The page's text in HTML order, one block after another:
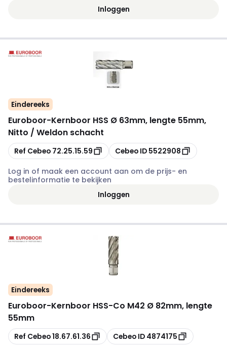
Inloggen
Eindereeks
Euroboor-Kernboor HSS Ø 63mm, lengte 55mm,
Nitto / Weldon schacht
Kopiëren
Ref Cebeo 72.25.15.59 Kopiëren
Cebeo ID 5522908
Log in of maak een account aan om de prijs- en
bestelinformatie te bekijken
Inloggen
Eindereeks
Euroboor-Kernboor HSS-Co M42 Ø 82mm, lengte
55mm
Kopiëren
Ref Cebeo18.67.61.36 Kopiëren
Cebeo ID 4874175